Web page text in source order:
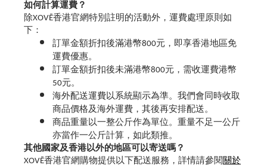
如何計算運費？
除XOVĒ香港官網特別註明的活動外，運費處理原則如
下：
訂單金額折扣後滿港幣800元，即享香港地區免
運費優惠。
訂單金額折扣後未滿港幣800元，需收運費港幣
50元。
海外配送運費以系統顯示為準。我們會同時收取
商品價格及海外運費，其後再安排配送。
商品重量以一整公斤作為單位。重量不足一公斤
亦當作一公斤計算，如此類推。
其他國家及香港以外的地區可以寄送嗎？
XOVĒ香港官網購物提供以下配送服務，詳情請參閱 關於